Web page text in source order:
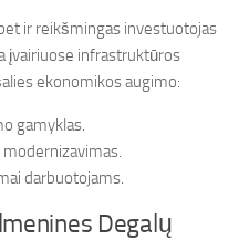
ir reikšmingas investuotojas
įvairiuose infrastruktūros
ekonomikos augimo:
gamyklas.
darbuotojams.
Degalų